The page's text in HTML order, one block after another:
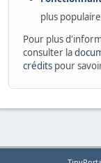
plus
Pour plus
consulter la
crédits pour